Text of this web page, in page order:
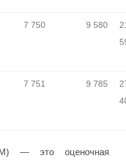
7 750 9 580
7 751 9 785
— это оценочная